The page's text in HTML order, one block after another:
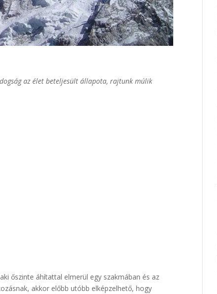
az élet beteljesült állapota, rajtunk múlik
őszinte áhítattal elmerül egy szakmában és az
akkor előbb utóbb elképzelhető, hogy